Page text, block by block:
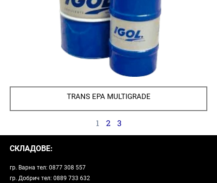
TRANS EPA MULTIGRADE
1 2 3
СКЛАДОВЕ:
гр. Варна тел: 0877 308 557
гр. Добрич тел: 0889 733 632